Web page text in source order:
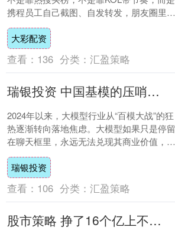
携程员工自己截图、自发转发，朋友圈里一
传十、十传百。有人调侃：“这是我见过最不
像....
大彩配资
查看： 136 分类： 汇盈策略
瑞银投资 中国基模的压哨入局者，先一步布局智能体时代
2024年以来，大模型行业从“百模大战”的狂
热逐渐转向落地焦虑。大模型如果只是停留
在聊天框里，永远无法兑现其商业价值，而
只有成为能跨应用、跨设备完成任务的伙
伴，....
瑞银投资
查看： 106 分类： 汇盈策略
股市策略 挣了16个亿上不了市，网红乳饮悬在前途崩塌边缘？